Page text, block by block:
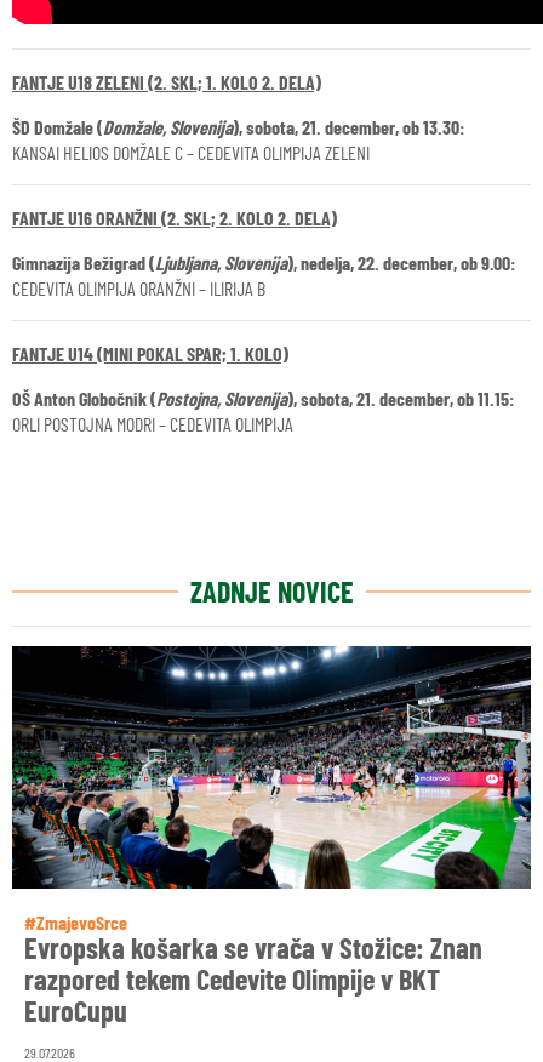
FANTJE U18 ZELENI (2. SKL; 1. KOLO 2. DELA)
ŠD Domžale (Domžale, Slovenija), sobota, 21. december, ob 13.30:
KANSAI HELIOS DOMŽALE C – CEDEVITA OLIMPIJA ZELENI
FANTJE U16 ORANŽNI (2. SKL; 2. KOLO 2. DELA)
Gimnazija Bežigrad (Ljubljana, Slovenija), nedelja, 22. december, ob 9.00:
CEDEVITA OLIMPIJA ORANŽNI – ILIRIJA B
FANTJE U14 (MINI POKAL SPAR; 1. KOLO)
OŠ Anton Globočnik (Postojna, Slovenija), sobota, 21. december, ob 11.15:
ORLI POSTOJNA MODRI – CEDEVITA OLIMPIJA
ZADNJE NOVICE
#ZmajevoSrce
Evropska košarka se vrača v Stožice: Znan
razpored tekem Cedevite Olimpije v BKT
EuroCupu
29.07.2026